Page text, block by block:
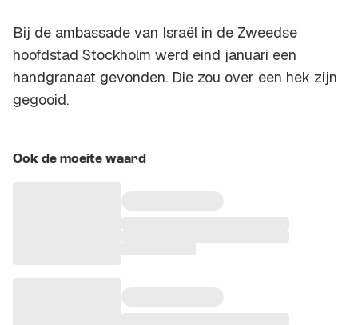
Bij de ambassade van Israël in de Zweedse
hoofdstad Stockholm werd eind januari een
handgranaat gevonden. Die zou over een hek zijn
gegooid.
Ook de moeite waard